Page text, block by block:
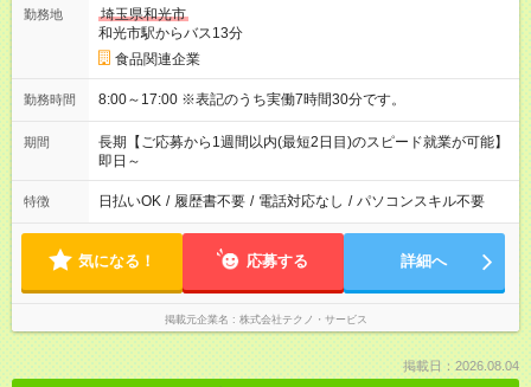
勤務地
埼玉県和光市
和光市駅からバス13分
食品関連企業
勤務時間 8:00～17:00 ※表記のうち実働7時間30分です。
期間
長期【ご応募から1週間以内(最短2日目)のスピード就業が可能】
即日～
特徴 日払いOK / 履歴書不要 / 電話対応なし / パソコンスキル不要
気になる！ 応募する 詳細へ
掲載元企業名 株式会社テクノ・サービス
掲載日：2026.08.04